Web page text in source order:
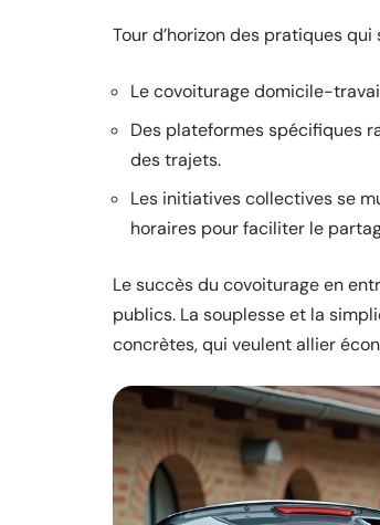
Tour d’horizon des pratiques
Le covoiturage domicile-
Des plateformes spécifiques
des trajets.
Les initiatives collectives se
horaires pour faciliter le
Le succès du covoiturage en
publics. La souplesse et la
concrètes, qui veulent allier